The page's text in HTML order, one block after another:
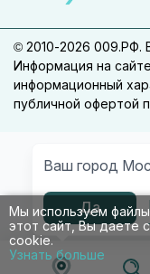
Ваш город
Да
Мы используем
этот сайт, Вы даете
cookie.
Узнать больше
© 2010-2026 009.РФ.
Информация на
информационный
публичной офертой